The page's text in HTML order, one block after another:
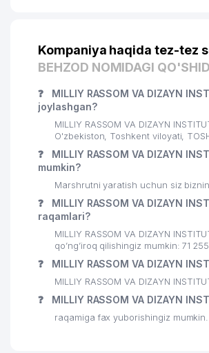
Kompaniya haqida tez-tez
BEHZOD NOMIDAGI
❓
MILLIY RASSOM VA DIZAYN
joylashgan?
MILLIY RASSOM VA DIZAYN
O'zbekiston, Toshkent viloyati,
❓
MILLIY RASSOM VA DIZAYN
mumkin?
Marshrutni yaratish uchun siz
❓
MILLIY RASSOM VA DIZAYN
raqamlari?
MILLIY RASSOM VA DIZAYN
qo’ng’iroq qilishingiz mumkin: 71
❓ MILLIY RASSOM VA DIZAYN
MILLIY RASSOM VA DIZAYN
❓ MILLIY RASSOM VA DIZAYN
raqamiga fax yuborishingiz mumkin.